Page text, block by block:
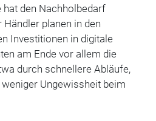
den Nachholbedarf
planen in den
Investitionen in digitale
am Ende vor allem die
durch schnellere Abläufe,
Ungewissheit beim